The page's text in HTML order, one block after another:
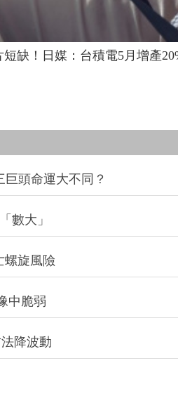
短缺！日媒：台積電5月增產
頭命運大不同？
數大」
螺旋風險
中脆弱
降波動